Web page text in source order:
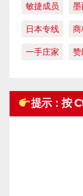
敏捷成员 墨
日本专线 商
一手庄家 赞
提示：按